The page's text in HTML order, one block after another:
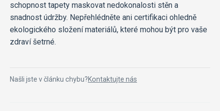
schopnost tapety maskovat nedokonalosti stěn a
snadnost údržby. Nepřehlédněte ani certifikaci ohledně
ekologického složení materiálů, které mohou být pro vaše
zdraví šetrné.
Našli jste v článku chybu?Kontaktujte nás